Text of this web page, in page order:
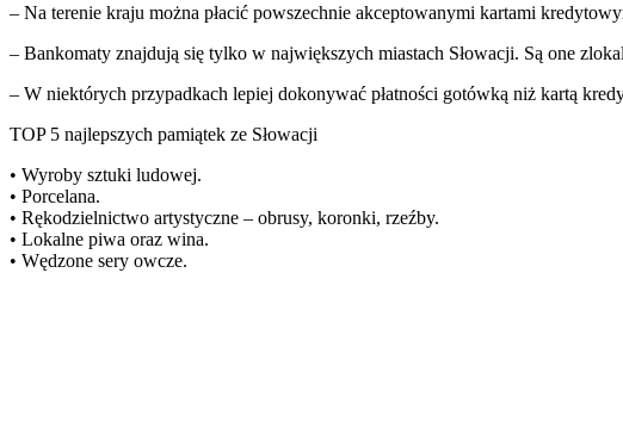
– Na terenie kraju można płacić powszechnie akceptowanymi kartami
– Bankomaty znajdują się tylko w największych miastach Słowacji. Są one
– W niektórych przypadkach lepiej dokonywać płatności gotówką niż kartą
TOP 5 najlepszych pamiątek ze Słowacji
• Wyroby sztuki ludowej.
• Porcelana.
• Rękodzielnictwo artystyczne – obrusy, koronki, rzeźby.
• Lokalne piwa oraz wina.
• Wędzone sery owcze.